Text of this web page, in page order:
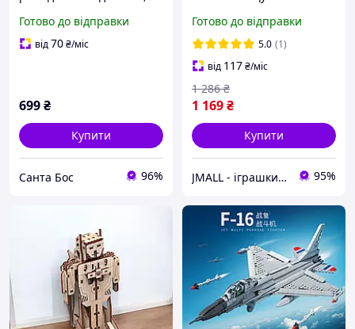
Готово до відправки
від70₴/міс
699₴
Купити
Санта Бос 96%
деталей
Готово до відправки
5.0 (1)
від 117₴/міс
1 169₴
1 286 ₴
Купити
JMALL - іграшки та товари для детей 95%